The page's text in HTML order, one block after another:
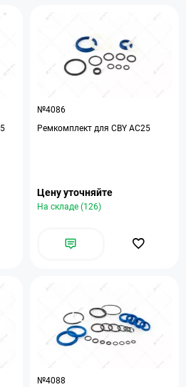
№4086
Ремкомплект для CBY АС25
Цену уточняйте
На складе (126)
№4088